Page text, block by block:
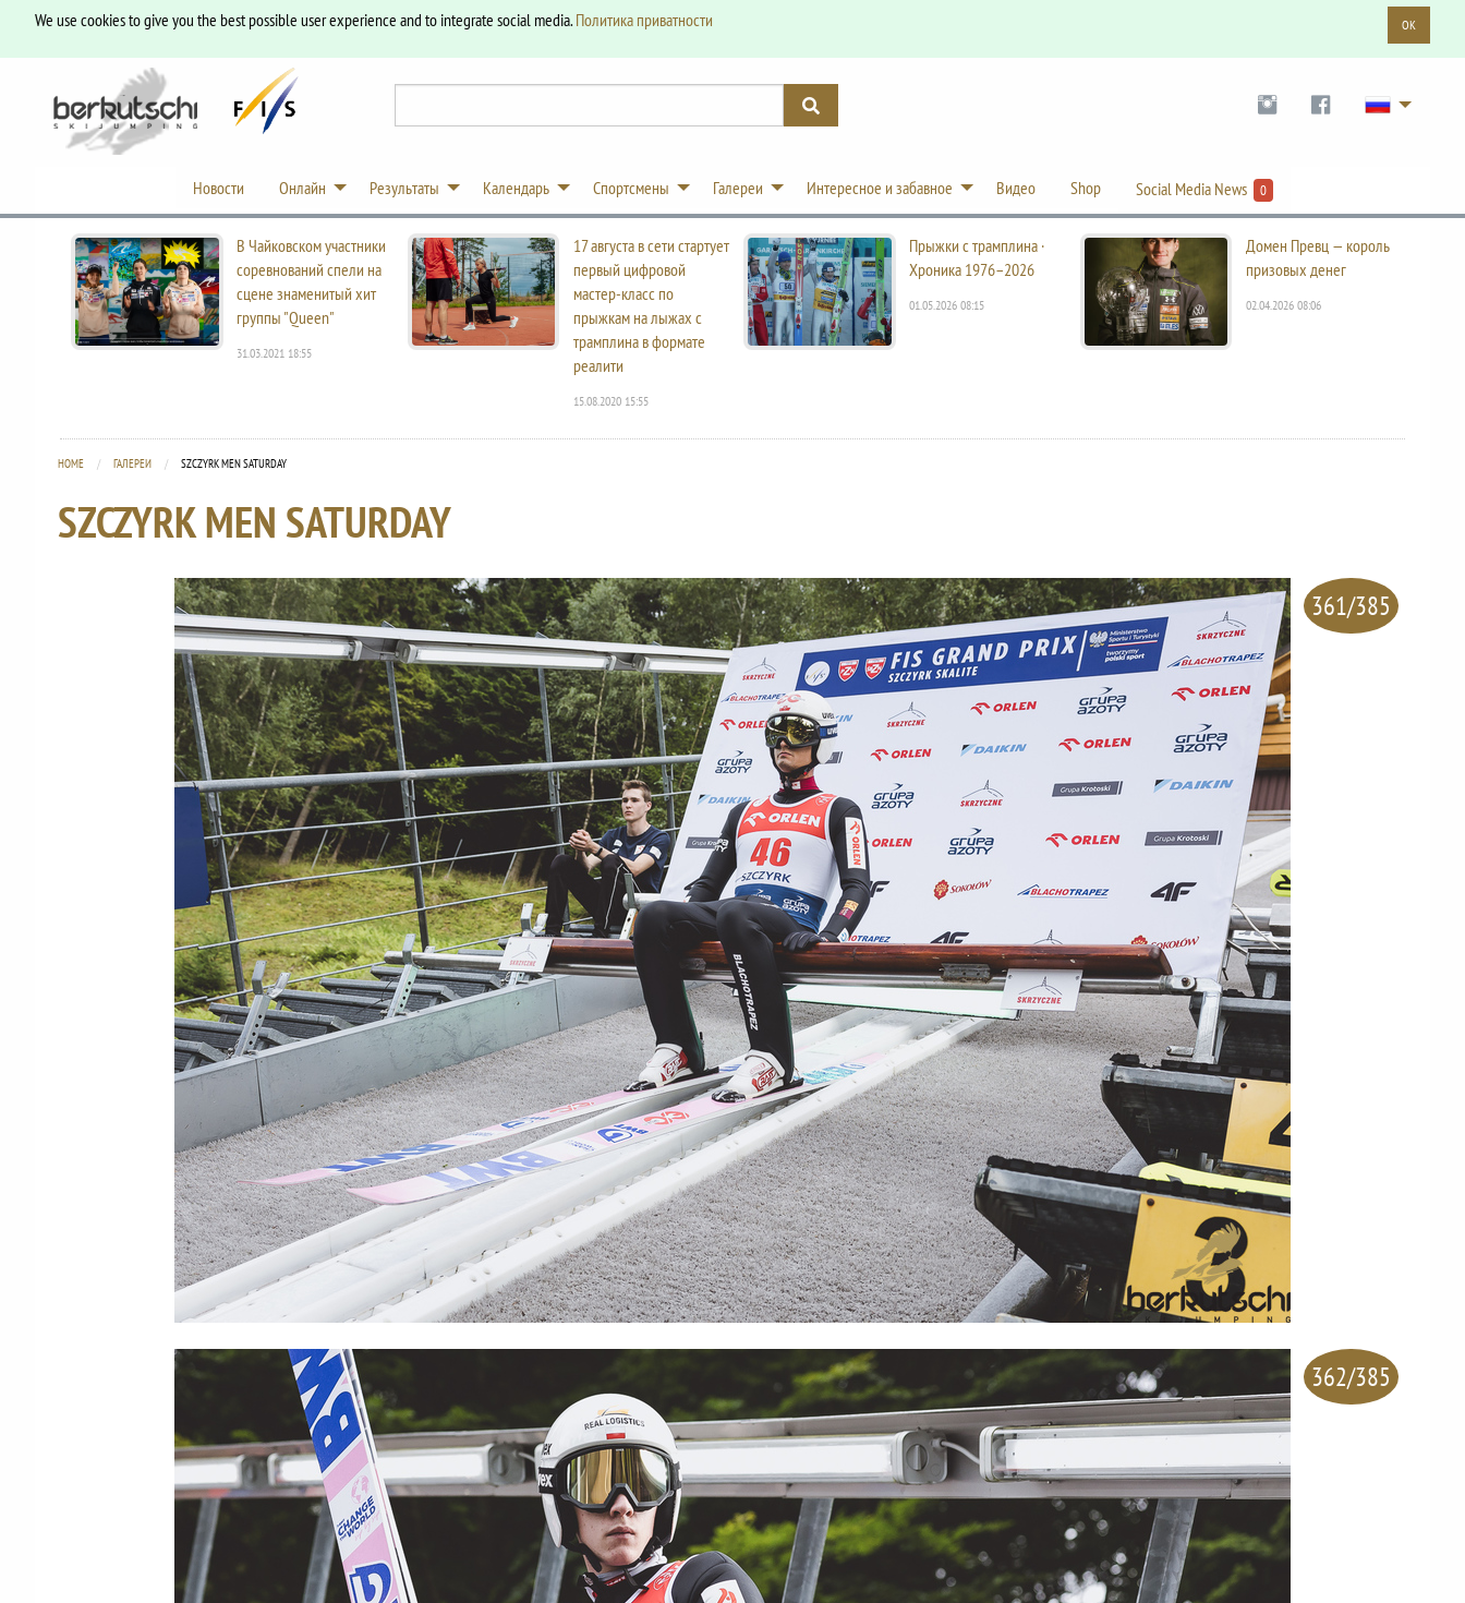
We use cookies to give you the best possible user experience and to integrate social media.Политика приватности OK
Новости Онлайн Результаты Календарь Спортсмены Галереи Интересное и забавное Видео Shop Social Media News 0
В Чайковском участники
соревнований спели на
сцене знаменитый хит
группы "Queen"
31.03.2021 18:55
17 августа в сети стартует
первый цифровой
мастер-класс по
прыжкам на лыжах с
трамплина в формате
реалити
15.08.2020 15:55
Прыжки с трамплина ·
Хроника 1976–2026
01.05.2026 08:15
Домен Превц — король
призовых денег
02.04.2026 08:06
HOME ГАЛЕРЕИ CURRENT:
SZCZYRK MEN SATURDAY
SZCZYRK MEN SATURDAY
361/385
362/385